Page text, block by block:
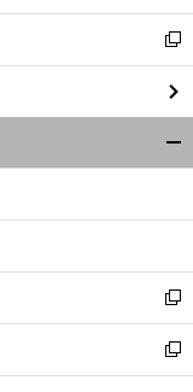
開
く
新
し
い
ウ
ィ
ン
ウ
開
く
新
し
い
ウ
新
し